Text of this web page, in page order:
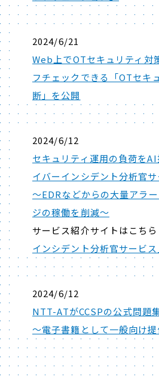
2024/6/21
Web上でOTセキュリティ対
フチェックできる「OTセキ
断」を公開
2024/6/12
セキュリティ運用の負荷を
イバーインシデント分析官
～EDRなどからの大量アラ
ジの稼働を削減～
サービス紹介サイトはこ
インシデント分析官サービス
2024/6/12
NTT-ATがCCSPの公式問題
～電子書籍として一般向け